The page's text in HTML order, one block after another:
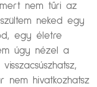
nem tűri az
neked egy
egy életre
úgy nézel a
nem hivatkozhatsz